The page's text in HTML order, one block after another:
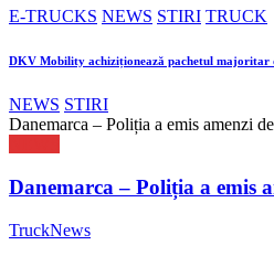
E-TRUCKS NEWS STIRI TRUCK
DKV Mobility achiziționează pachetul majoritar
NEWS STIRI
Danemarca – Poliția a emis amenzi
Danemarca – Poliția a emis
TruckNews